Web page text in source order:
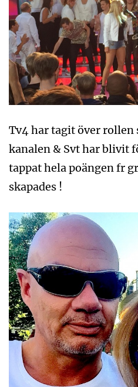
Tv4 har tagit över rollen
kanalen & Svt har blivit
tappat hela poängen fr
skapades !